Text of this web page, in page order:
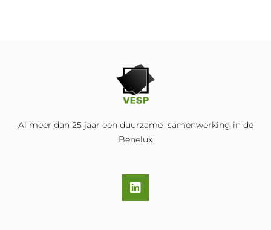
Al meer dan 25 jaar een duurzame samenwerking in de
Benelux
L
i
n